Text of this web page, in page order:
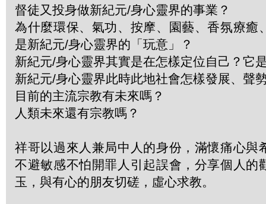
督徒又投身做新紀元/身心靈界的事業？
為什麼環保、氣功、按摩、園藝、香氛療癒
是新紀元/身心靈界的「玩意」？
新紀元/身心靈界其實是在怎樣定位自己？它
新紀元/身心靈界此時此地社會怎樣發展、聲
目前的主流宗教有未來嗎？
人類未來還有宗教嗎？
祥哥以過來人兼局中人的身份，滿懷痛心與
不避敏感不怕開罪人引起誤會，分享個人的
玉，與有心的朋友切磋，虛心求教。